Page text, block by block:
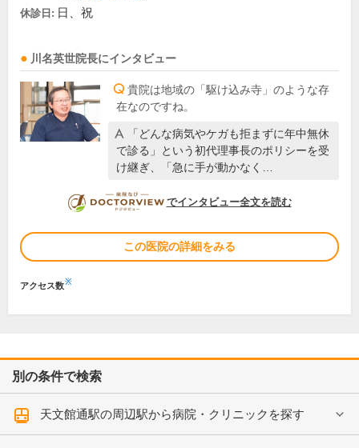
休診日: 日、祝
川名英世院長にインタビュー
貴院は地域の「駆け込み寺」のような存
在なのですね。
「どんな病気やケガも拒まずに年中無休
で診る」という初代理事長のポリシーを受
け継ぎ、「急に手が動かなく…
DOCTORVIEW
でインタビュー全文を読む
この医院の詳細をみる
アクセス数※
別の条件で検索
天文館通駅の周辺駅から病院・クリニックを探す